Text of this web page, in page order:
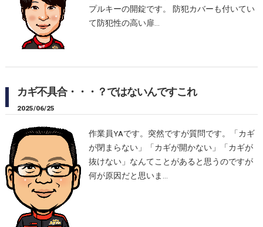
プルキーの開錠です。 防犯カバーも付いてい
て防犯性の高い扉…
カギ不具合・・・？ではないんですこれ
2025/06/25
作業員YAです。突然ですが質問です。「カギ
が閉まらない」「カギが開かない」「カギが
抜けない」なんてことがあると思うのですが
何が原因だと思いま…